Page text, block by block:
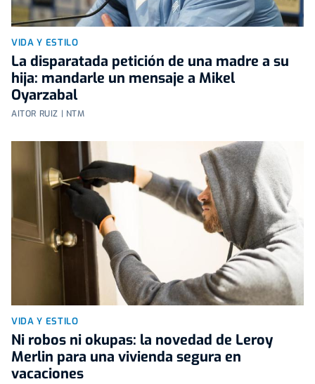
VIDA Y ESTILO
La disparatada petición de una madre a su
hija: mandarle un mensaje a Mikel
Oyarzabal
AITOR RUIZ | NTM
VIDA Y ESTILO
Ni robos ni okupas: la novedad de Leroy
Merlin para una vivienda segura en
vacaciones